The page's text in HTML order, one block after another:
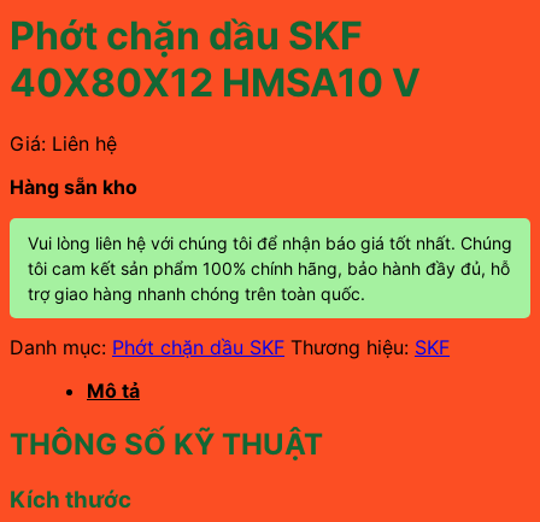
Phớt chặn dầu SKF
40X80X12 HMSA10 V
Giá: Liên hệ
Hàng sẵn kho
Vui lòng liên hệ với chúng tôi để nhận báo giá tốt nhất. Chúng
tôi cam kết sản phẩm 100% chính hãng, bảo hành đầy đủ, hỗ
trợ giao hàng nhanh chóng trên toàn quốc.
Danh mục: Phớt chặn dầu SKF Thương hiệu: SKF
Mô tả
THÔNG SỐ KỸ THUẬT
Kích thước